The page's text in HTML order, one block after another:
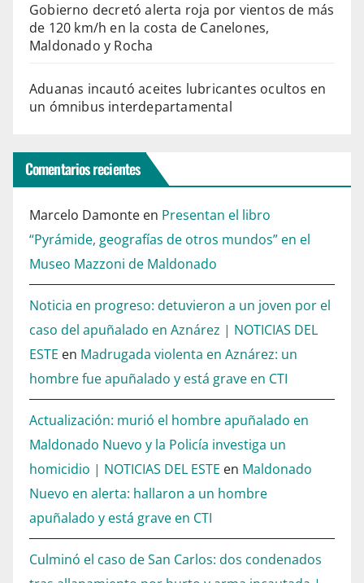
Gobierno decretó alerta roja por vientos de más
de 120 km/h en la costa de Canelones,
Maldonado y Rocha
Aduanas incautó aceites lubricantes ocultos en
un ómnibus interdepartamental
Comentarios recientes
Marcelo Damonte en Presentan el libro
“Pyrámide, geografías de otros mundos” en el
Museo Mazzoni de Maldonado
Noticia en progreso: detuvieron a un joven por el
caso del apuñalado en Aznárez | NOTICIAS DEL
ESTE en Madrugada violenta en Aznárez: un
hombre fue apuñalado y está grave en CTI
Actualización: murió el hombre apuñalado en
Maldonado Nuevo y la Policía investiga un
homicidio | NOTICIAS DEL ESTE en Maldonado
Nuevo en alerta: hallaron a un hombre
apuñalado y está grave en CTI
Culminó el caso de San Carlos: dos condenados